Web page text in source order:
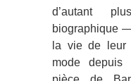
d’autant
biographique
la vie de
mode depuis